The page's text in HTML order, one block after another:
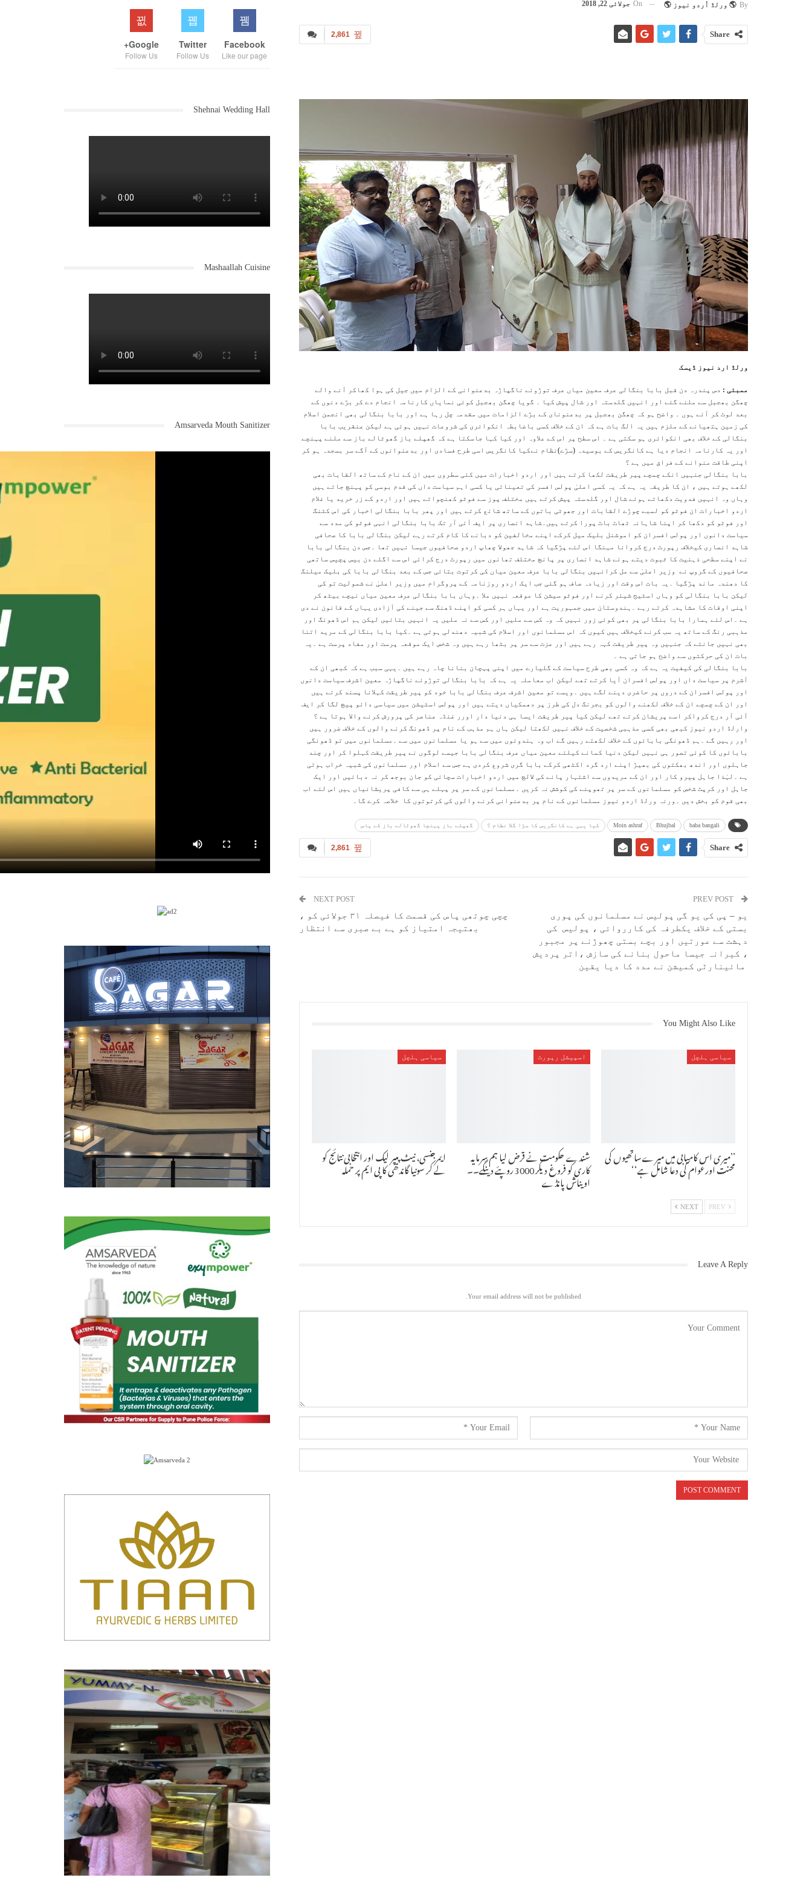
By 🌎 ورلڈ اُردو نیوز 🌎 On جولائی 22, 2018
2,861 Share
ورلڈ ارد نیوز ڈیسک
ممبئی : دس پندرہ دن قبل بابا بنگالی عرف معین میاں عرف توڑوئے ناگپاڑہ بدعنوانی کے الزام میں جیل کی ہوا کھاکر آنے والے
چھگن بھجبل سے ملنے گئے اور انہیں گلدستہ اور شال پیش کیا ۔ گویا چھگن بھجبل کوئی نمایاں کارنامہ انجام دے کر بڑے دنوں کے
بعد لوٹ کر آئے ہوں ۔ واضح ہو کہ چھگن بھجبل پر بدعنونای کے بڑے الزامات میں مقدمہ چل رہا ہے اور بابا بنگالی بھی انجمن اسلام
کی زمین ہتھیانے کے ملزم ہیں یہ الگ بات ہے کہ ان کے خلاف کسی باضابطہ انکوائری کی شروعات نہیں ہوئی ہے لیکن عنقریب بابا
بنگالی کے خلاف بھی انکوائری ہو سکتی ہے ۔ اس سطح پر اس کے علاوہ اور کیا کہا جاسکتا ہے کہ گھپلے باز گھوٹالے باز سے ملنے پہنچے
اور یہ کارنامہ انجام دیا ہے کانگریس کے بوسیدہ (سڑے)نظام نےکیا کانگریس اسی طرح فسادی اور بدعنوانوں کے آگے سر بسجدہ ہو کر
اپنی طاقت منوانے کے فراق میں ہے ؟
بابا بنگالی جنہیں انکے چمچے پیر طریقت لکھا کرتے ہیں اور اردو اخبارات میں کئی سطروں میں ان کے نام کے ساتھ القابات بھی
لکھے ہوتے ہیں ، ان کا طریقہ یہ ہے کہ یہ کسی اعلیٰ پولس افسر کی تعیناتی یا کسی اہم سیاست داں کی قدم بوسی کو پہنچ جاتے ہیں
وہاں وہ انہیں فدویت دکھاتے ہوئے شال اور گلدستہ پیش کرتے ہیں مختلف پوز سے فوٹو کھنچواتے ہیں اور اردو کے زر خرید یا غلام
اردو اخبارات ان فوٹو کو لمبے چوڑے القابات اور جھوٹی باتوں کے ساتھ شائع کرتے ہیں اور پھر بابا بنگالی اخبار کی اس کٹنگ
اور فوٹو کو دکھا کر اپنا شاہانہ ٹھاٹ باٹ پورا کرتے ہیں۔شاہد انصاری پر ایف آئی آر تک بابا بنگالی انہی فوٹو کی مدد سے
سیاست دانوں اور پولس افسران کو اموشنل بلیک میل کرکے اپنے مخالفین کو دبانے کا کام کرتے رہے لیکن بنگالی بابا کا صحافی
شاہد انصاری کیخلاف رپورٹ درج کروانا مہنگا اس لئے پڑگیا کہ شاہد جھولا چھاپ اردو صحافیوں جیسا نہیں تھا ۔جس دن بنگالی بابا
نے اپنے سطحی ذہنیت کا ثبوت دیتے ہوئے شاہد انصاری پر پانچ مختلف تھانوں میں رپورٹ درج کرائی اس سے اگلے دن بیس پچیس ساتھی
صحافیوں کے گروپ نے وزیر اعلیٰ سے مل کرانہیں بنگالی بابا عرف معین میاں کی کرتوت بتائی جس کے بعد بنگالی بابا کی بلیک میلنگ
کا دھندہ ماند پڑگیا ۔یہ بات اس وقت اور زیادہ صاف ہو گئی جب ایک اردو روزنامہ کے پروگرام میں وزیر اعلیٰ نے شمولیت تو کی
لیکن بابا بنگالی کو وہاں اسٹیج شیئر کرنے اور فوٹو سیشن کا موقعہ نہیں ملا ۔وہاں بابا بنگالی عرف معین میاں نیچے بیٹھ کر
اپنی اوقات کا مشاہدہ کرتے رہے ۔ہندوستان میں جمہوریت ہے اور یہاں ہر کسی کو اپنے ڈھنگ سے جینے کی آزادی یہاں کے قانون نے دی
ہے ۔اس لئے ہمارا بابا بنگالی پر بھی کوئی زور نہیں کہ وہ کس سے ملیں اور کس سے نہ ملیں یہ انہیں بتائیں لیکن ہم اس ڈھونگ اور
مذہبی رنگ کے ساتھ یہ سب کرنے کیخلاف ہیں کیوں کہ اس مسلمانوں اور اسلام کی شبیہ دھندلی ہوتی ہے ۔کیا بابا بنگالی کے مرید اتنا
بھی نہیں جانتے کہ جنہیں وہ پیر طریقت کہہ رہے ہیں اور عزت سے سر پر بٹھا رہے ہیں وہ شخص ایک موقعہ پرست اور مفاد پرست ہے ۔یہ
بات ان کی حرکتوں سے واضح ہو جاتی ہے ۔
بابا بنگالی کی کیفیت یہ ہے کہ وہ کسی بھی طرح سیاست کے گلیارے میں اپنی پہچان بنانا چاہ رہے ہیں ۔یہی سبب ہے کہ کبھی ان کے
آشرم پر سیاست داں اور پولس افسران آیا کرتے تھے لیکن اب معاملہ یہ ہے کہ بابا بنگالی توڑوئے ناگپاڑہ معین اشرف سیاست دانوں
اور پولس افسران کے دروں پر حاضری دینے لگے ہیں ۔ویسے تو معین اشرف عرف بنگالی بابا خود کو پیر طریقت کہلانا پسند کرتے ہیں
اور ان کے چمچے ان کے خلاف لکھنے والوں کو بجرنگ دل کی طرز پر دھمکیاں دیتے ہیں اور پولس اسٹیشن میں سیاسی دائو پیچ لگا کر ایف
آئی آر درج کرواکر اسے پریشان کرتے تھے لیکن کیا پیر طریقت ایسا ہی دنیا دار اورر غنڈہ عناصر کی پرورش کرنے والا ہوتا ہے ؟
وارلڈ اردو نیوز کبھی بھی کسی مذہبی شخصیت کے خلاف نہیں لکھتا لیکن ہاں ہم مذہب کے نام پر ڈھونگ کرنے والوں کے خلاف ضرور ہیں
اور رہیں گے ۔ہم ڈھونگی بابائوں کے خلاف لکھتے رہیں گے اب وہ ہندوئوں میں سے ہو یا مسلمانوں میں سے ۔مسلمانوں میں تو ڈھونگی
بابائوں کا کوئی تصور ہی نہیں لیکن دنیا کمانے کیلئے معین میاں عرف بنگالی بابا جیسے لوگوں نے پیر طریقت کہلوا کر اور چند
جاہلوں اور اندھ بھکتوں کی بھیڑ اپنے ارد گرد اکٹھی کرکے بابا گری شروع کردی ہے جس سے اسلام اور مسلمانوں کی شبیہ خراب ہوتی
ہے ۔لہٰذا جاہل پیرو کار اور ان کے مریدوں سے اشتہار پانے کی لالچ میں اردو اخبارات سچائی کو جان بوجھ کر نہ دبائیں اور ایک
جاہل اور کرپٹ شخص کو مسلمانوں کے سر پر تھوپنے کی کوشش نہ کریں ۔مسلمانوں کے سر پر پہلے ہی سے کافی پریشانیاں ہیں اس لئے اب
بھی قوم کو بخش دیں ۔ورنہ ورلڈ اردو نیوز مسلمانوں کے نام پر بدعنوانی کرنے والوں کی کرتوتوں کا خلاصہ کرے گا۔
baba bangali
Bhujbal
Moin ashraf کیا یہی ہے کانگریس کا سڑا گلا نظام ؟ گھپلے باز پہنچا گھوٹالے باز کے پاس
2,861 Share
یو – پی کی یو گی پولیس نے مسلمانوں کی پوری
بستی کے خلاف یکطرفہ کی کارروائی ، پولیس کی
دہشت سے عورتیں اور بچے بستی چھوڑنے پر مجبور
، کیرانہ جیسا ماحول بنانے کی سازش ،اتر پردیش
مائینارٹی کمیشن نے مدد کا دیا یقین
NEXT POST
چچی چوتھی پاس کی قسمت کا فیصلہ ٣١ جولائی کو ،
بھتیجہ امتیاز کو ہے بے صبری سے انتظار
You Might Also Like
سیاسی ہلچل
’’میری اس کامیابی میں میرےساتھیوں کی
محنت اورعوام کی دعا شامل ہے‘‘
اسپیشل رپورٹ
شندے حکومت نے قرض لیا ہم سرمایہ
کاری کو فروغ دیکر 3000 روپئے دینگے۔۔
اویناش پانڈے
سیاسی ہلچل
ایمرجنسی، نیٹ پیپر لیک اور انتخابی نتائج کو
لے کر سونیا گاندھی کا پی ایم پر حملہ
NEXT
Leave A Reply
Your email address will not be published.
Facebook
Like our page
Twitter
Follow Us
Google+
Follow Us
Shehnai Wedding Hall
Mashaallah Cuisine
Amsarveda Mouth Sanitizer